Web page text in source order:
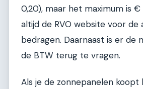
0,20), maar het maximum is €
altijd de RVO website voor de
bedragen. Daarnaast is er de
de BTW terug te vragen.
Als je de zonnepanelen koopt